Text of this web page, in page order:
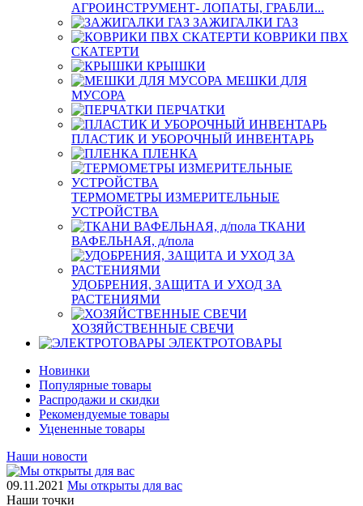
АГРОИНСТРУМЕНТ- ЛОПАТЫ, ГРАБЛИ...
ЗАЖИГАЛКИ ГАЗ
КОВРИКИ ПВХ
СКАТЕРТИ
КРЫШКИ
МЕШКИ ДЛЯ
МУСОРА
ПЕРЧАТКИ
ПЛАСТИК И УБОРОЧНЫЙ ИНВЕНТАРЬ
ПЛЕНКА
ТЕРМОМЕТРЫ ИЗМЕРИТЕЛЬНЫЕ
УСТРОЙСТВА
ТКАНИ
ВАФЕЛЬНАЯ, д/пола
УДОБРЕНИЯ, ЗАЩИТА И УХОД ЗА
РАСТЕНИЯМИ
ХОЗЯЙСТВЕННЫЕ СВЕЧИ
ЭЛЕКТРОТОВАРЫ
Новинки
Популярные товары
Распродажи и скидки
Рекомендуемые товары
Уцененные товары
Наши новости
09.11.2021 Мы открыты для вас
Наши точки